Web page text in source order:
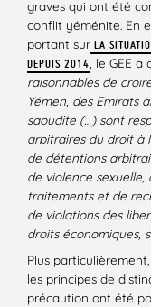
graves qui ont été
conflit yéménite. En
portant sur LA
DEPUIS 2014 , le GEE
raisonnables de
Yémen, des Emirats
saoudite (…) sont
arbitraires du droit à
de détentions
de violence sexuelle,
traitements et de
de violations des
droits économiques,
Plus
les principes de
précaution ont été